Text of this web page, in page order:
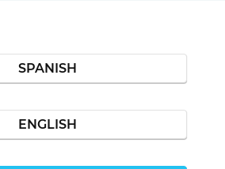
SPANISH
ENGLISH